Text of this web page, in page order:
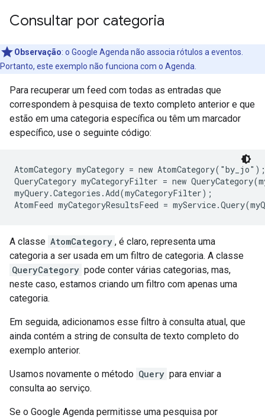
Consultar por categoria
Observação: o Google Agenda não associa rótulos a eventos.
Portanto, este exemplo não funciona com o Agenda.
Para recuperar um feed com todas as entradas que
correspondem à pesquisa de texto completo anterior e que
estão em uma categoria específica ou têm um marcador
específico, use o seguinte código:
AtomCategory myCategory = new AtomCategory("by_jo");
QueryCategory myCategoryFilter = new
myQuery.Categories.Add(myCategoryFilter);
AtomFeed myCategoryResultsFeed =
A classe AtomCategory , é claro, representa uma
categoria a ser usada em um filtro de categoria. A classe
QueryCategory pode conter várias categorias, mas,
neste caso, estamos criando um filtro com apenas uma
categoria.
Em seguida, adicionamos esse filtro à consulta atual, que
ainda contém a string de consulta de texto completo do
exemplo anterior.
Usamos novamente o método Query para enviar a
consulta ao serviço.
Se o Google Agenda permitisse uma pesquisa por